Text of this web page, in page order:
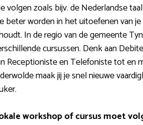
volgen zoals bijv. de Nederlandse
beter worden in het uitoefenen van
In de regio van de gemeente
cursussen. Denk aan
Receptioniste en Telefoniste tot en
maak jij je snel nieuwe
workshop of cursus moet